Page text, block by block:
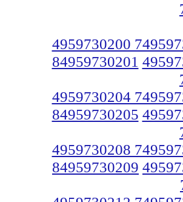
4959730200
84959730201
4959730204
84959730205
4959730208
84959730209